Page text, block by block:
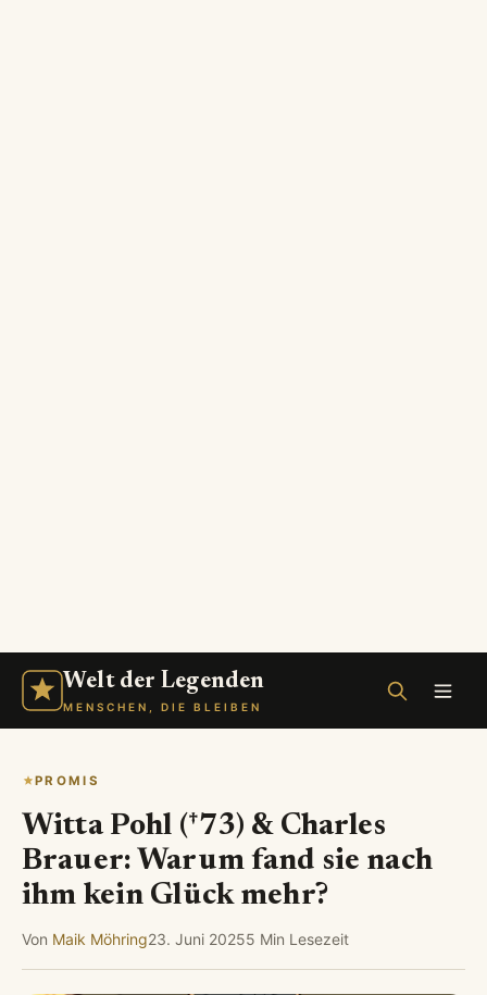
Welt der Legenden
MENSCHEN, DIE BLEIBEN
PROMIS
Witta Pohl (†73) & Charles
Brauer: Warum fand sie nach
ihm kein Glück mehr?
Von Maik Möhring23. Juni 20255 Min Lesezeit